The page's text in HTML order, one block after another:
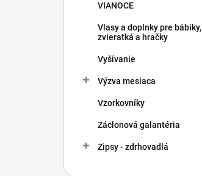
VIANOCE
Vlasy a doplnky pre bábiky,
zvieratká a hračky
Vyšívanie
Výzva mesiaca
Vzorkovníky
Záclonová galantéria
Zipsy - zdrhovadlá